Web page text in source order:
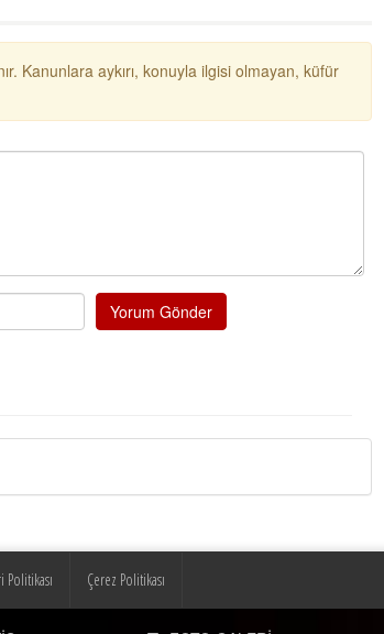
Kanunlara aykırı, konuyla ilgisi olmayan, küfür
Yorum Gönder
ve çevresidir. Metrekaresi 500 bin liraya
alamazsın.
Politikası Çerez Politikası